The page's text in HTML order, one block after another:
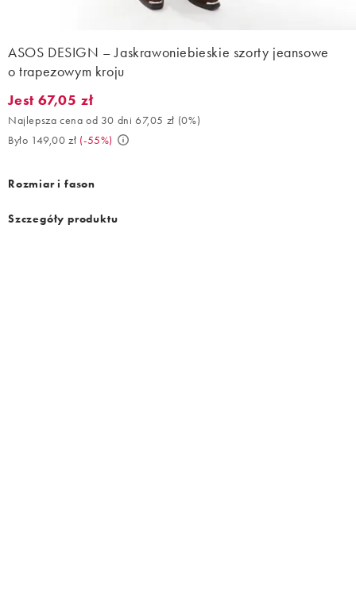
ASOS DESIGN – Jaskrawoniebieskie szorty jeansowe
o trapezowym kroju
Jest 67,05 zł. Najlepsza cena od 30 dni 67,05 zł (0%). Było
Jest 67,05 zł
Najlepsza cena od 30 dni 67,05 zł (0%)
Było 149,00 zł (-55%)
Rozmiar i fason
Szczegóły produktu